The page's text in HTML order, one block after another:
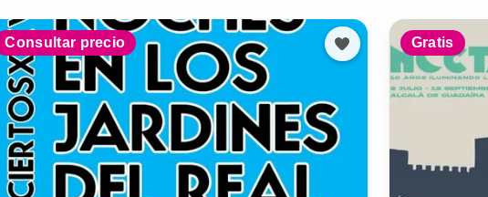
Consultar precio Gratis